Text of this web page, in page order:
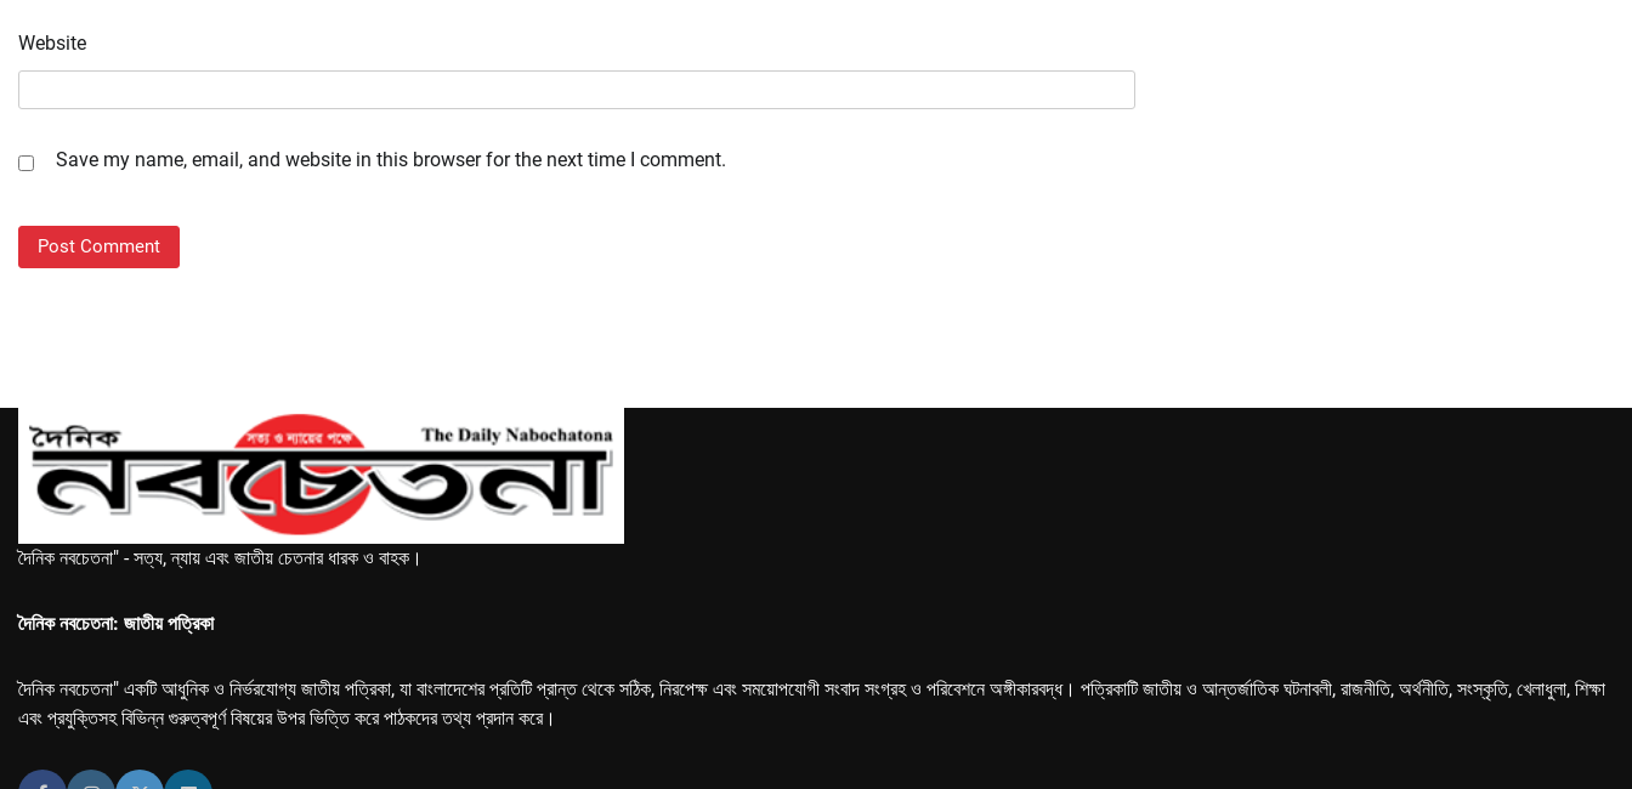
Website
Save my name, email, and website in this browser for the next time I comment.
দৈনিক নবচেতনা" - সত্য, ন্যায় এবং জাতীয় চেতনার ধারক ও বাহক।
দৈনিক নবচেতনা: জাতীয় পত্রিকা
দৈনিক নবচেতনা" একটি আধুনিক ও নির্ভরযোগ্য জাতীয় পত্রিকা, যা বাংলাদেশের প্রতিটি প্রান্ত থেকে সঠিক, নিরপেক্ষ এবং সময়োপযোগী সংবাদ সংগ্রহ ও পরিবেশনে অঙ্গীকারবদ্ধ। পত্রিকাটি জাতীয় ও আন্তর্জাতিক ঘটনাবলী, রাজনীতি, অর্থনীতি, সংস্কৃতি, খেলাধুলা, শিক্ষা
এবং প্রযুক্তিসহ বিভিন্ন গুরুত্বপূর্ণ বিষয়ের উপর ভিত্তি করে পাঠকদের তথ্য প্রদান করে।